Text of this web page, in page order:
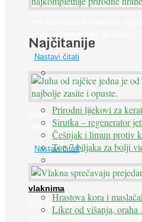
grupu najkompletnije prirodne ...
Nastavi čitati
dijete i gladovanje, no srećom
pretjeranu želju ...
Nastavi čitati
vlaknima
Evo zašto su vlakna važna i
u kojima obećavaju najviši
Najčitanije
Prirodni lijekovi za
Sirutka – regenerator
Češnjak i limun protiv
Top 7 biljaka za bolji
Hrastova kora i
Liker od višanja,